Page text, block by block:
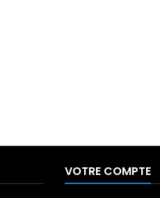
VOTRE COMPTE